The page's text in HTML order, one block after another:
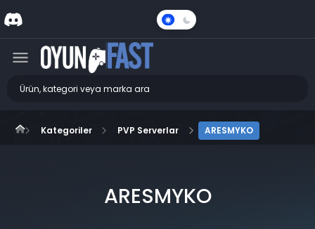
Karanlık
Kategoriler PVP Serverlar ARESMYKO
ARESMYKO